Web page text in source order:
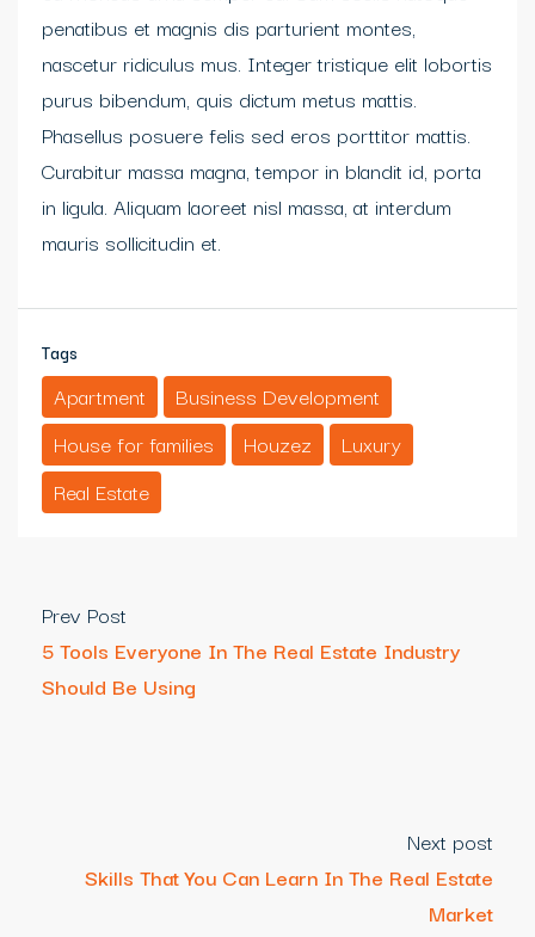
penatibus et magnis dis parturient montes,
nascetur ridiculus mus. Integer tristique elit lobortis
purus bibendum, quis dictum metus mattis.
Phasellus posuere felis sed eros porttitor mattis.
Curabitur massa magna, tempor in blandit id, porta
in ligula. Aliquam laoreet nisl massa, at interdum
mauris sollicitudin et.
Tags
Apartment
Business Development
House for families
Houzez
Luxury
Real Estate
Prev Post
5 Tools Everyone In The Real Estate Industry
Should Be Using
Next post
Skills That You Can Learn In The Real Estate
Market